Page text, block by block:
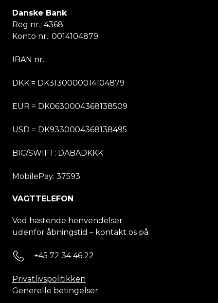
Danske Bank
Reg nr.: 4368
Konto nr.: 0014104879
IBAN nr.:
DKK = DK3130000014104879
EUR = DK0630004368138509
USD = DK9330004368138495
BIC/SWIFT: DABADKKK
MobilePay: 37593
VAGTTELEFON
Ved hastende henvendelser
udenfor åbningstid – kontakt os på:
+45 72 34 46 22
Privatlivspolitikken
Generelle betingelser